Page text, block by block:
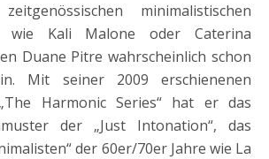
minimalistischen
wie Kali Malone oder Caterina
Duane Pitre wahrscheinlich schon
Mit seiner 2009 erschienenen
Harmonic Series“ hat er das
der „Just Intonation“, das
der 60er/70er Jahre wie La